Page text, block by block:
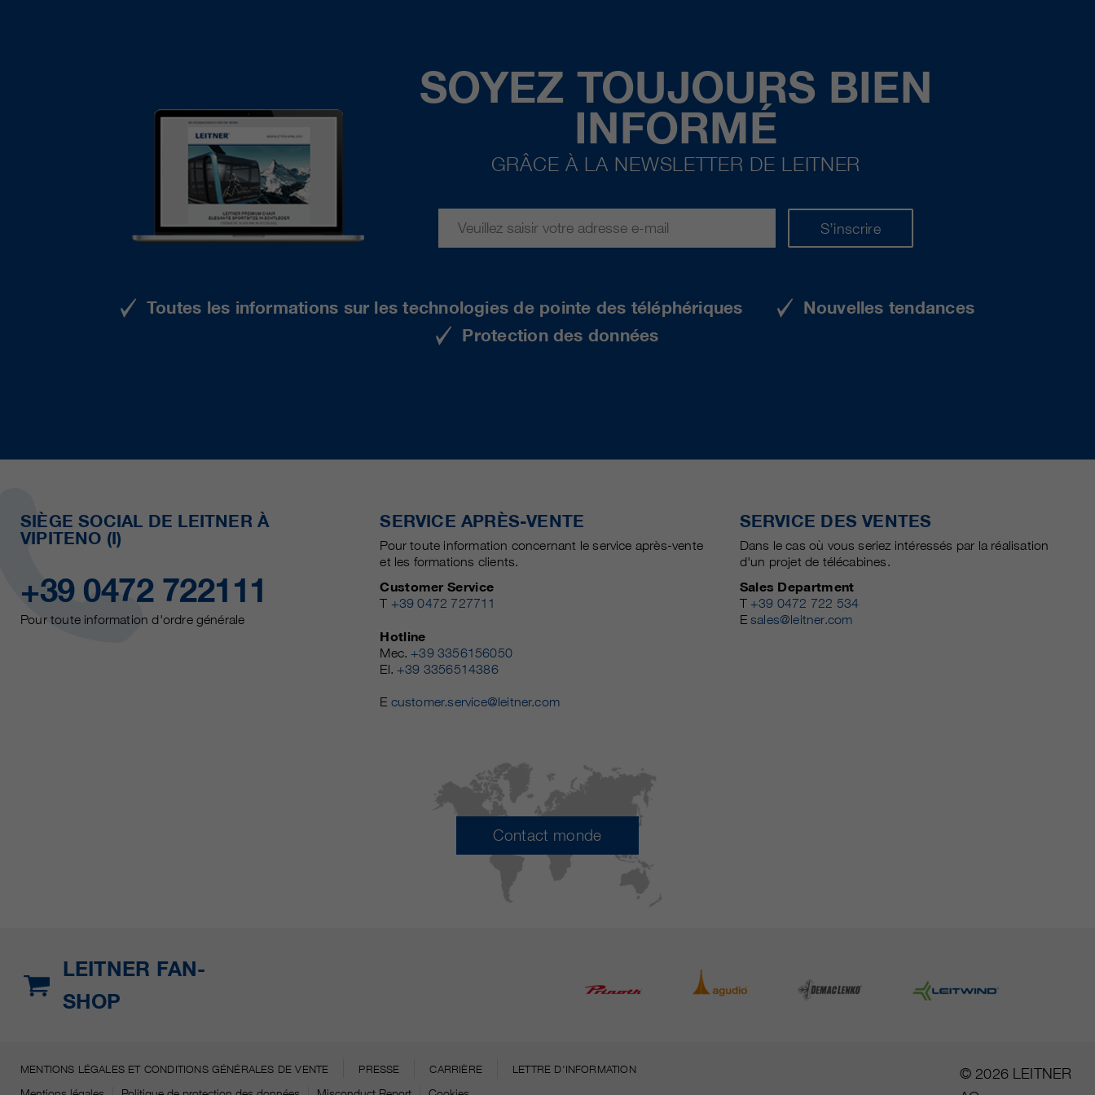
SOYEZ TOUJOURS BIEN
INFORMÉ
GRÂCE À LA NEWSLETTER DE LEITNER
S’inscrire
Toutes les informations sur les technologies de pointe des téléphériques
Nouvelles tendances
Protection des données
SIÈGE SOCIAL DE LEITNER À
VIPITENO (I)
+39 0472 722111
Pour toute information d'ordre générale
SERVICE APRÈS-VENTE
Pour toute information concernant le service après-vente
et les formations clients.
Customer Service
T +39 0472 727711
Hotline
Mec. +39 3356156050
El. +39 3356514386
E customer.service@leitner.com
SERVICE DES VENTES
Dans le cas où vous seriez intéressés par la réalisation
d'un projet de télécabines.
Sales Department
T +39 0472 722 534
Esales@leitner.com
Contact monde
LEITNER FAN-
SHOP
MENTIONS LÉGALES ET CONDITIONS GÉNÉRALES DE VENTE PRESSE CARRIÈRE LETTRE D'INFORMATION
© 2026 LEITNER